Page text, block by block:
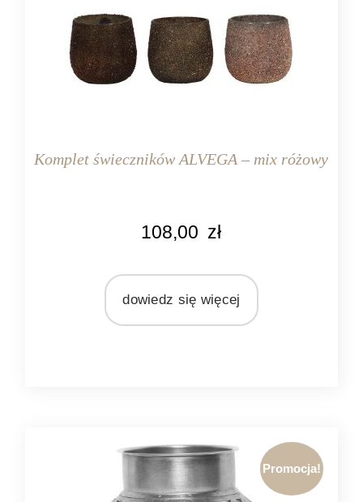
Komplet świeczników ALVEGA – mix różowy
Light&Living
108,00 zł
dowiedz się więcej
Promocja!